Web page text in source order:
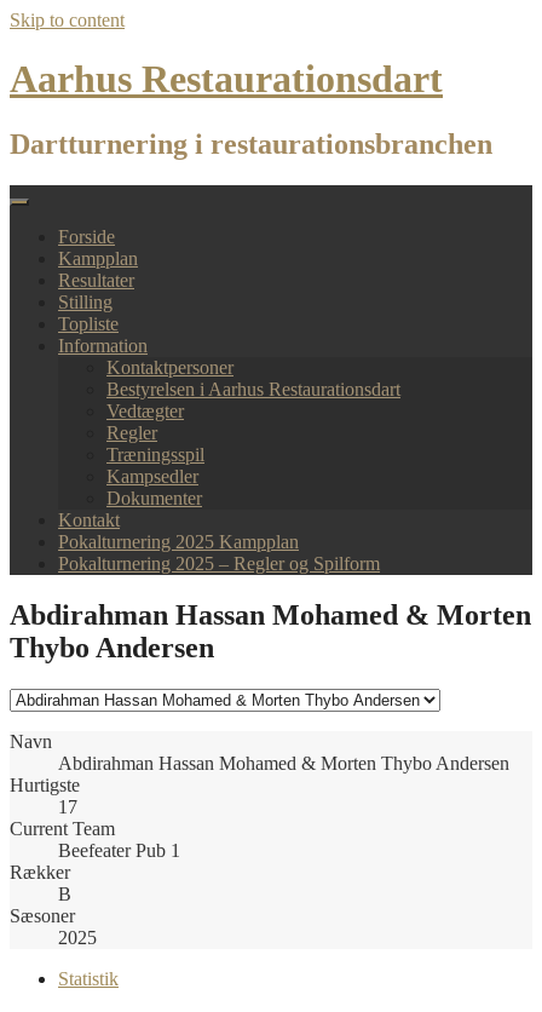
Skip to content
Aarhus Restaurationsdart
Dartturnering i restaurationsbranchen
Forside
Kampplan
Resultater
Stilling
Topliste
Information
Kontaktpersoner
Bestyrelsen i Aarhus Restaurationsdart
Vedtægter
Regler
Træningsspil
Kampsedler
Dokumenter
Kontakt
Pokalturnering 2025 Kampplan
Pokalturnering 2025 – Regler og Spilform
Abdirahman Hassan Mohamed & Morten
Thybo Andersen
Navn
Abdirahman Hassan Mohamed & Morten Thybo Andersen
Hurtigste
17
Current Team
Beefeater Pub 1
Rækker
B
Sæsoner
2025
Statistik